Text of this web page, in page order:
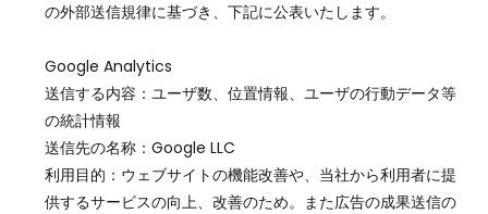
の外部送信規律に基づき、下記に公表いたします。
Google Analytics
送信する内容：ユーザ数、位置情報、ユーザの行動データ等
の統計情報
送信先の名称：Google LLC
利用目的：ウェブサイトの機能改善や、当社から利用者に提
供するサービスの向上、改善のため。また広告の成果送信の